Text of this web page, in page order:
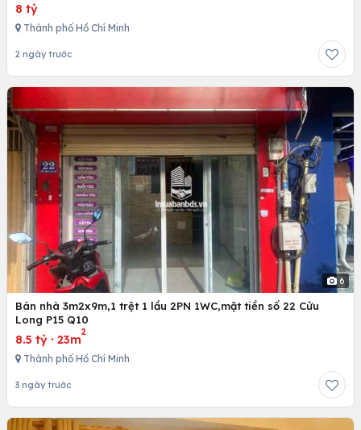
8 tỷ
Thành phố Hồ Chí Minh
2 ngày trước
6
Bán nhà 3m2x9m,1 trệt 1 lầu 2PN 1WC,mặt tiền số 22 Cửu
Long P15 Q10
8.5 tỷ · 23m
2
Thành phố Hồ Chí Minh
3 ngày trước